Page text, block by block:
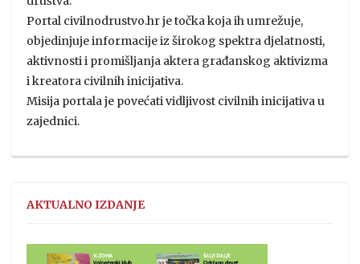
Portal civilnodrustvo.hr je točka koja ih umrežuje,
objedinjuje informacije iz širokog spektra djelatnosti,
aktivnosti i promišljanja aktera građanskog aktivizma
i kreatora civilnih inicijativa.
Misija portala je povećati vidljivost civilnih inicijativa u
zajednici.
AKTUALNO IZDANJE